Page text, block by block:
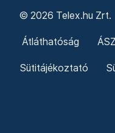
© 2026 Telex.hu Zrt.
Átláthatóság
Sütitájékoztató